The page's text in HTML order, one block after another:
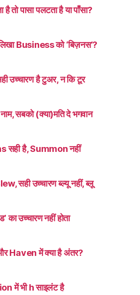
तो पासा पलटता है या पाँसा?
Business को ‘बिज़नस’?
उच्चारण है टुअर, न कि टूर
सबको (क्या)मति दे भगवान
सही है, Summon नहीं
सही उच्चारण ब्ल्यू नहीं, ब्लू
उच्चारण नहीं होता
Haven में क्या है अंतर?
में भी h साइलंट है